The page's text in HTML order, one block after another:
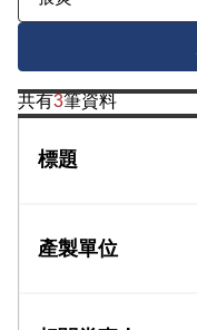
共有3筆資料